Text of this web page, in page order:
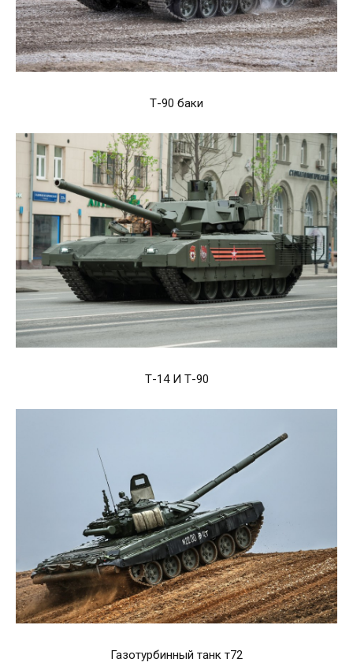
Т-90 баки
Т-14 И Т-90
Газотурбинный танк т72